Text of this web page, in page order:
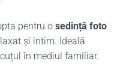
pentru o sedință foto
și intim. Ideală
în mediul familiar.